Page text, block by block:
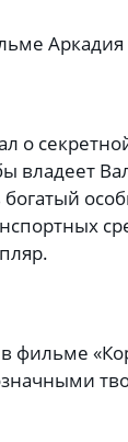
о
владеет
фильме